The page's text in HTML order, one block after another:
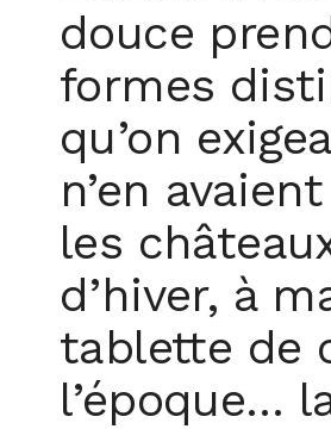
douce
formes
qu’on
n’en
les
d’hiver, à
tablette de
l’époque…